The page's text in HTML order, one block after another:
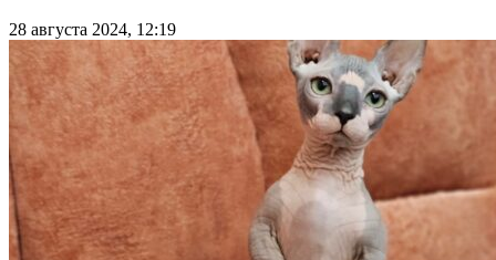
28 августа 2024, 12:19